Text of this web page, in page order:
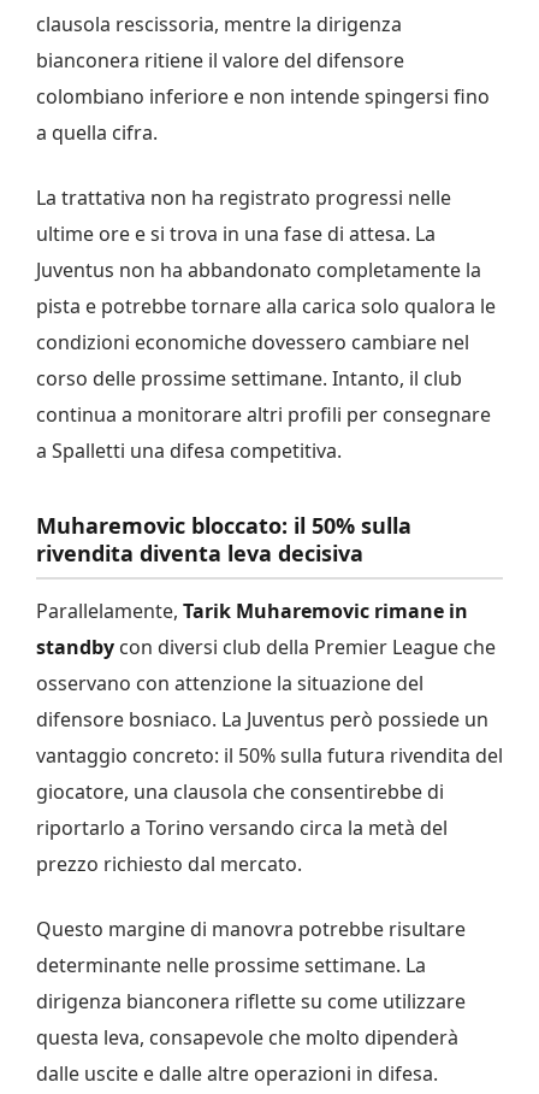
clausola rescissoria, mentre la dirigenza
bianconera ritiene il valore del difensore
colombiano inferiore e non intende spingersi fino
a quella cifra.
La trattativa non ha registrato progressi nelle
ultime ore e si trova in una fase di attesa. La
Juventus non ha abbandonato completamente la
pista e potrebbe tornare alla carica solo qualora le
condizioni economiche dovessero cambiare nel
corso delle prossime settimane. Intanto, il club
continua a monitorare altri profili per consegnare
a Spalletti una difesa competitiva.
Muharemovic bloccato: il 50% sulla
rivendita diventa leva decisiva
Parallelamente, Tarik Muharemovic rimane in
standby con diversi club della Premier League che
osservano con attenzione la situazione del
difensore bosniaco. La Juventus però possiede un
vantaggio concreto: il 50% sulla futura rivendita del
giocatore, una clausola che consentirebbe di
riportarlo a Torino versando circa la metà del
prezzo richiesto dal mercato.
Questo margine di manovra potrebbe risultare
determinante nelle prossime settimane. La
dirigenza bianconera riflette su come utilizzare
questa leva, consapevole che molto dipenderà
dalle uscite e dalle altre operazioni in difesa.